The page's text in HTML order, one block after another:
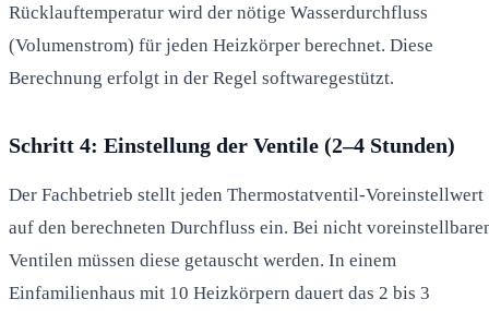
Rücklauftemperatur wird der nötige Wasserdurchfluss
(Volumenstrom) für jeden Heizkörper berechnet. Diese
Berechnung erfolgt in der Regel softwaregestützt.
Schritt 4: Einstellung der Ventile (2–4 Stunden)
Der Fachbetrieb stellt jeden Thermostatventil-Voreinstellwert
auf den berechneten Durchfluss ein. Bei nicht
Ventilen müssen diese getauscht werden. In einem
Einfamilienhaus mit 10 Heizkörpern dauert das 2 bis 3